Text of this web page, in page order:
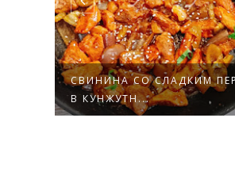
СВИНИНА СО СЛАДКИМ
В КУНЖУТН...